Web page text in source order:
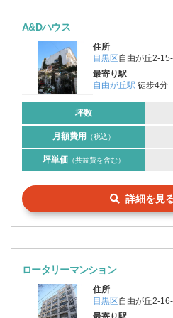
A&Dハウス
住所
目黒区自由が丘2-
最寄り駅
自由が丘駅 徒歩4分
坪数
月額費用 （税込）
坪単価 （共益費を含む）
詳細を見
ロータリーマンション
住所
目黒区自由が丘2-